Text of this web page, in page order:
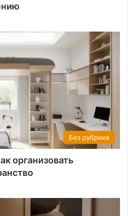
Без рубрики
организовать